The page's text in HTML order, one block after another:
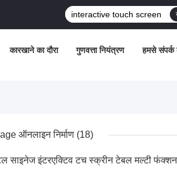
कारखाने का दौरा गुणवत्ता नियंत्रण हमसे संपर्क
ऑनलाइन निर्माण (18)
साइनेज इंटरएक्टिव टच स्क्रीन टेबल मल्टी